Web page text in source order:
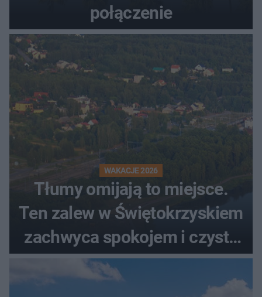
połączenie
WAKACJE 2026
Tłumy omijają to miejsce.
Ten zalew w Świętokrzyskiem
zachwyca spokojem i czystą
wodą